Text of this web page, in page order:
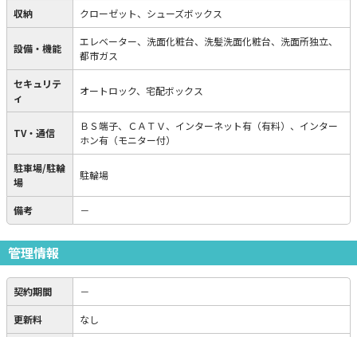
収納 クローゼット、シューズボックス
設備・機能
エレベーター、洗面化粧台、洗髪洗面化粧台、洗面所独立、
都市ガス
セキュリテ
ィ
オートロック、宅配ボックス
TV・通信
ＢＳ端子、ＣＡＴＶ、インターネット有（有料）、インター
ホン有（モニター付）
駐車場/駐輪
場
駐輪場
備考 －
管理情報
契約期間 －
更新料 なし